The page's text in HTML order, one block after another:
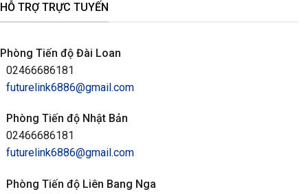
HỖ TRỢ TRỰC TUYẾN
Phòng Tiến độ Đài Loan
02466686181
futurelink6886@gmail.com
Phòng Tiến độ Nhật Bản
02466686181
futurelink6886@gmail.com
Phòng Tiến độ Liên Bang Nga